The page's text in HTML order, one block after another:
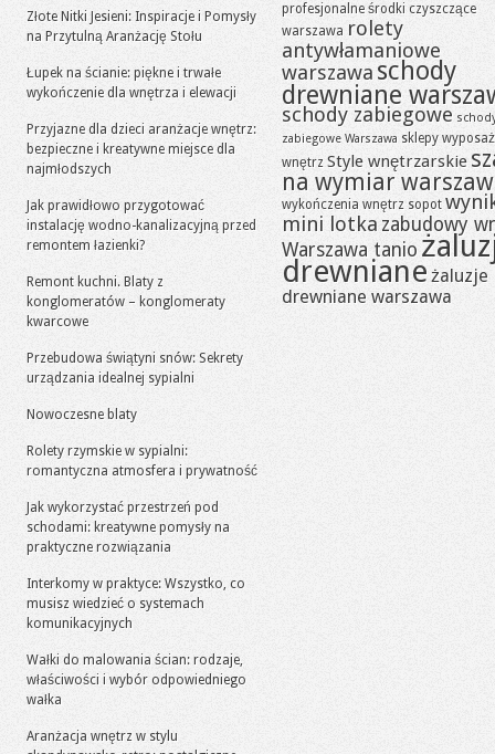
Złote Nitki Jesieni: Inspiracje i Pomysły
na Przytulną Aranżację Stołu
Łupek na ścianie: piękne i trwałe
wykończenie dla wnętrza i elewacji
Przyjazne dla dzieci aranżacje wnętrz:
bezpieczne i kreatywne miejsce dla
najmłodszych
Jak prawidłowo przygotować
instalację wodno-kanalizacyjną przed
remontem łazienki?
Remont kuchni. Blaty z
konglomeratów – konglomeraty
kwarcowe
Przebudowa świątyni snów: Sekrety
urządzania idealnej sypialni
Nowoczesne blaty
Rolety rzymskie w sypialni:
romantyczna atmosfera i prywatność
Jak wykorzystać przestrzeń pod
schodami: kreatywne pomysły na
praktyczne rozwiązania
Interkomy w praktyce: Wszystko, co
musisz wiedzieć o systemach
komunikacyjnych
Wałki do malowania ścian: rodzaje,
właściwości i wybór odpowiedniego
wałka
Aranżacja wnętrz w stylu
profesjonalne środki czyszczące
warszawa rolety
antywłamaniowe
warszawa schody
drewniane
schody zabiegowe
zabiegowe Warszawa sklepy
wnętrz Style wnętrzarskie
na wymiar
wykończenia wnętrz sopot
mini lotka zabudowy
Warszawa tanio
drewniane żaluzje
drewniane warszawa